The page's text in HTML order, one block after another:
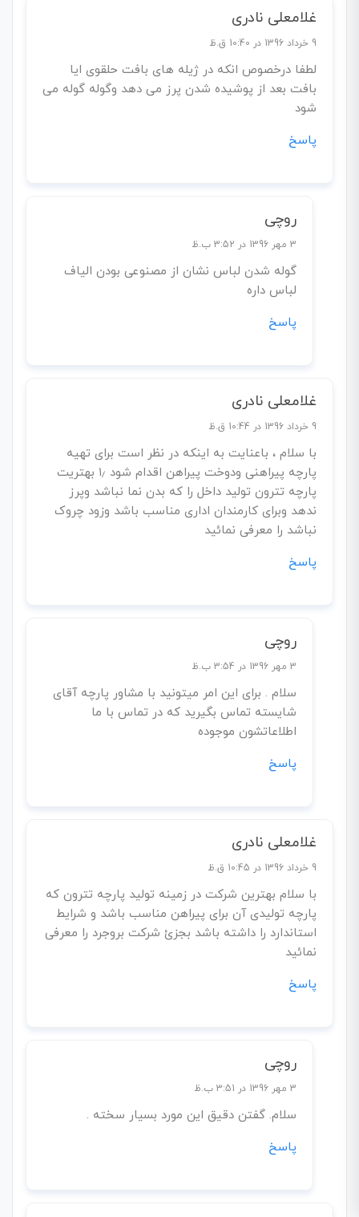
غلامعلی نادری
9 خرداد 1396 در 10:40 ق.ظ
لطفا درخصوص انکه در ژیله های بافت حلقوی ایا
بافت بعد از پوشیده شدن پرز می دهد وگوله گوله می
شود
پاسخ
روچی
3 مهر 1396 در 3:52 ب.ظ
گوله شدن لباس نشان از مصنوعی بودن الیاف
لباس داره
پاسخ
غلامعلی نادری
9 خرداد 1396 در 10:44 ق.ظ
با سلام ، باعنایت به اینکه در نظر است برای تهیه
پارچه پیراهنی ودوخت پیراهن اقدام شود ۱٫ بهتریت
پارچه تترون تولید داخل را که بدن نما نباشد وپرز
ندهد وبرای کارمندان اداری مناسب باشد وزود چروک
نباشد را معرفی نمائید
پاسخ
روچی
3 مهر 1396 در 3:54 ب.ظ
سلام . برای این امر میتونید با مشاور پارچه آقای
شایسته تماس بگیرید که در تماس با ما
اطلاعاتشون موجوده
پاسخ
غلامعلی نادری
9 خرداد 1396 در 10:45 ق.ظ
با سلام بهترین شرکت در زمینه تولید پارچه تترون که
پارچه تولیدی آن برای پیراهن مناسب باشد و شرایط
استاندارد را داشته باشد بجزئ شرکت بروجرد را معرفی
نمائید
پاسخ
روچی
3 مهر 1396 در 3:51 ب.ظ
سلام. گفتن دقیق این مورد بسیار سخته .
پاسخ